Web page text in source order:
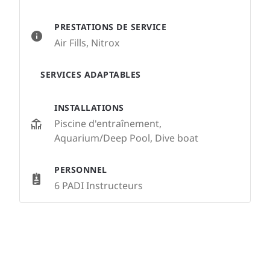
PRESTATIONS DE SERVICE
Air Fills, Nitrox
SERVICES ADAPTABLES
INSTALLATIONS
Piscine d'entraînement,
Aquarium/Deep Pool, Dive boat
PERSONNEL
6 PADI Instructeurs